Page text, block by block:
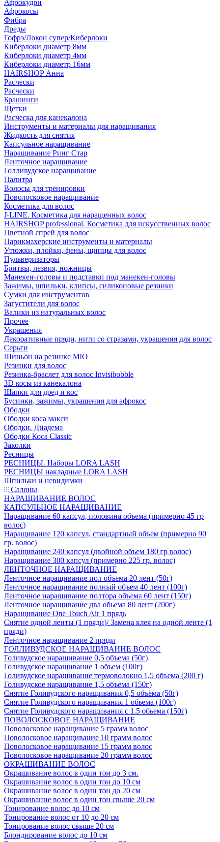
Афрокудри
Афрокосы
Фибра
Дреды
Гофрэ/Локон супер/Киберлоки
Киберлоки диаметр 8мм
Киберлоки диаметр 4мм
Киберлоки диаметр 16мм
HAIRSHOP Анна
Расчески
Расчески
Брашинги
Щетки
Расческа для канекалона
Инструменты и материалы для наращивания
Жидкость для снятия
Капсульное наращивание
Наращивание Ринг Стар
Ленточное наращивание
Голливудское наращивание
Палитра
Волосы для тренировки
Поволосковое наращивание
Косметика для волос
J-LINE. Косметика для наращенных волос
HAIRSHOP professional. Косметика для искусственных волос
Цветной спрей для волос
Парикмахерские инструменты и материалы
Утюжки, плойки, фены, щипцы для волос
Пульверизаторы
Бритвы, лезвия, ножницы
Манекен-головы и подставки под манекен-головы
Зажимы, шпильки, клипсы, силиконовые резинки
Сумки для инструментов
Загустители для волос
Валики из натуральных волос
Прочее
Украшения
Декоративные пряди, нити со стразами, украшения для волос
Серьги
Шиньон на резинке MIO
Резинки для волос
Резинка-браслет для волос Invisibobble
3D косы из канекалона
Шапки для дред и кос
Бусинки, зажимы, украшения для афрокос
Ободки
Ободки коса макси
Ободки. Диадема
Ободки Коса Classic
Заколки
Ресницы
РЕСНИЦЫ. Наборы LORA LASH
РЕСНИЦЫ накладные LORA LASH
Шпильки и невидимки
Салоны
НАРАЩИВАНИЕ ВОЛОС
КАПСУЛЬНОЕ НАРАЩИВАНИЕ
Наращивание 60 капсул, половина объема (примерно 45 гр
волос)
Наращивание 120 капсул, стандартный объем (примерно 90
гр. волос)
Наращивание 240 капсул (двойной объем 180 гр волос)
Наращивание 300 капсул (примерно 225 гр. волос)
ЛЕНТОЧНОЕ НАРАЩИВАНИЕ
Ленточное наращивание пол объема 20 лент (50г)
Ленточное наращивание полный объем 40 лент (100г)
Ленточное наращивание полтора объема 60 лент (150г)
Ленточное наращивание два обьема 80 лент (200г)
Наращивание One Touch Air 1 прядь
Снятие одной ленты (1 пряди)/ Замена клея на одной ленте (1
пряди)
Ленточное наращивание 2 пряди
ГОЛЛИВУДСКОЕ НАРАЩИВАНИЕ ВОЛОС
Голивудское наращивание 0,5 объема (50г)
Голивудское наращивание 1 объем (100г)
Голивудское наращивание термоволокно 1,5 объема (200 г)
Голивудское наращивание 1,5 объема (150г)
Снятие Голивудского наращивания 0,5 объёма (50г)
Снятие Голивудского наращивания 1 обьема (100г)
Снятие Голивудского наращивания с 1.5 обьема (150г)
ПОВОЛОСКОВОЕ НАРАЩИВАНИЕ
Поволосковое наращивание 5 грамм волос
Поволосковое наращивание 10 грамм волос
Поволосковое наращивание 15 грамм волос
Поволосковое наращивание 20 грамм волос
ОКРАШИВАНИЕ ВОЛОС
Окрашивание волос в один тон до 3 см.
Окрашивание волос в один тон до 10 см
Окрашивание волос в один тон до 20 см
Окрашивание волос в один тон свыше 20 см
Тонирование волос до 10 см
Тонирование волос от 10 до 20 см
Тонирование волос свыше 20 см
Блондирование волос до 10 см